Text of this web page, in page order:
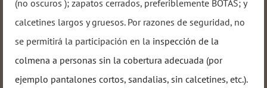
(no oscuros ); zapatos cerrados, preferiblemente BOTAS; y
calcetines largos y gruesos. Por razones de seguridad, no
se permitirá la participación en la inspección de la
colmena a personas sin la cobertura adecuada (por
ejemplo pantalones cortos, sandalias, sin calcetines, etc.).